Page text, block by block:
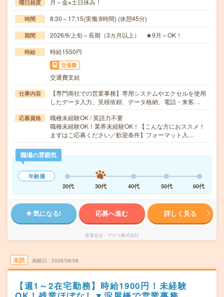
曜日頻度 月～金※土日休み！
時間 8:30～17:15(実働:8時間) (休憩45分)
期間 2026/9/上旬～長期（3カ月以上） ★9月～OK！
時給 時給1550円
交通費
交通費支給
仕事内容
【専門商社での営業事務】専用システムやエクセルを使用
したデータ入力、見積依頼、データ格納、電話・来客…
応募資格
職種未経験OK / 英語力不要
職種未経験OK！業界未経験OK！【こんな方におススメ！
まずはご応募ください／歓迎条件】フォーマット入…
職場の雰囲気
年齢層
20代
30代 40代 50代 60代
気になる! 応募へ進む 詳しく見る
派遣会社 アデコ株式会社
未読 掲載日 2026/08/08
【週1～2在宅勤務】時給1900円！未経験